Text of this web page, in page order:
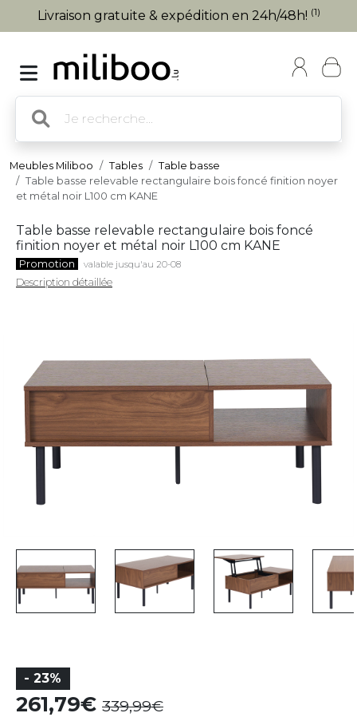
Livraison gratuite & expédition en 24h/48h! (1)
Meubles Miliboo Tables
Table basse
Table basse relevable rectangulaire bois foncé finition noyer
et métal noir L100 cm KANE
Table basse relevable rectangulaire bois foncé
finition noyer et métal noir L100 cm KANE
Promotion valable jusqu'au 20-08
Description détaillée
- 23%
261,79 339,99